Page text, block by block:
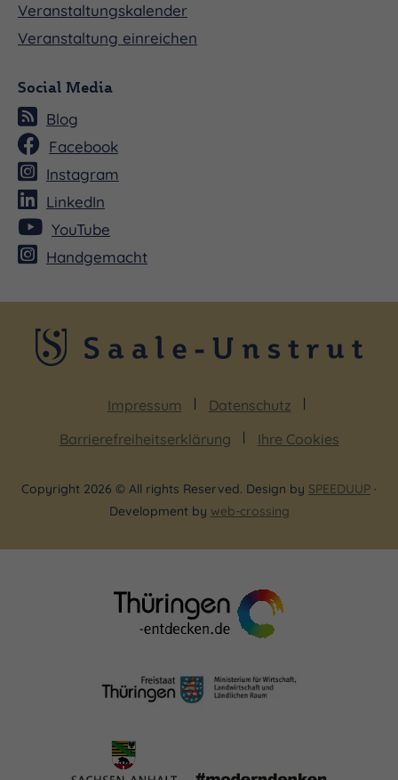
Veranstaltungskalender
Veranstaltung einreichen
Social Media
Blog
Facebook
Instagram
LinkedIn
YouTube
Handgemacht
Impressum
Datenschutz
Barrierefreiheitserklärung
Ihre Cookies
Copyright 2026 © All rights Reserved. Design by SPEEDUUP ·
Development by web-crossing